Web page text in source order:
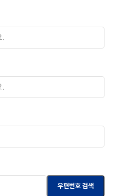
우편번호 검색